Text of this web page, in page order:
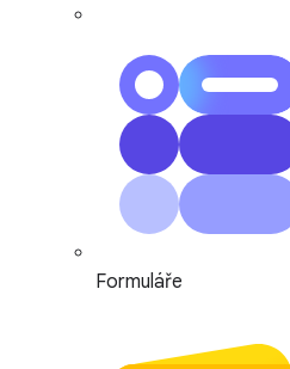
Formuláře